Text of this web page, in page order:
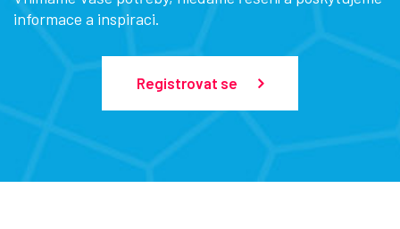
informace a inspiraci.
Registrovat se